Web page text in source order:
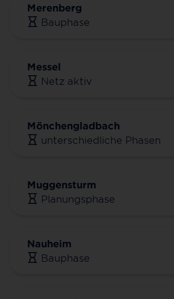
Merenberg
Bauphase
Messel
Netz aktiv
Mönchengladbach
unterschiedliche Phasen
Muggensturm
Planungsphase
Nauheim
Bauphase